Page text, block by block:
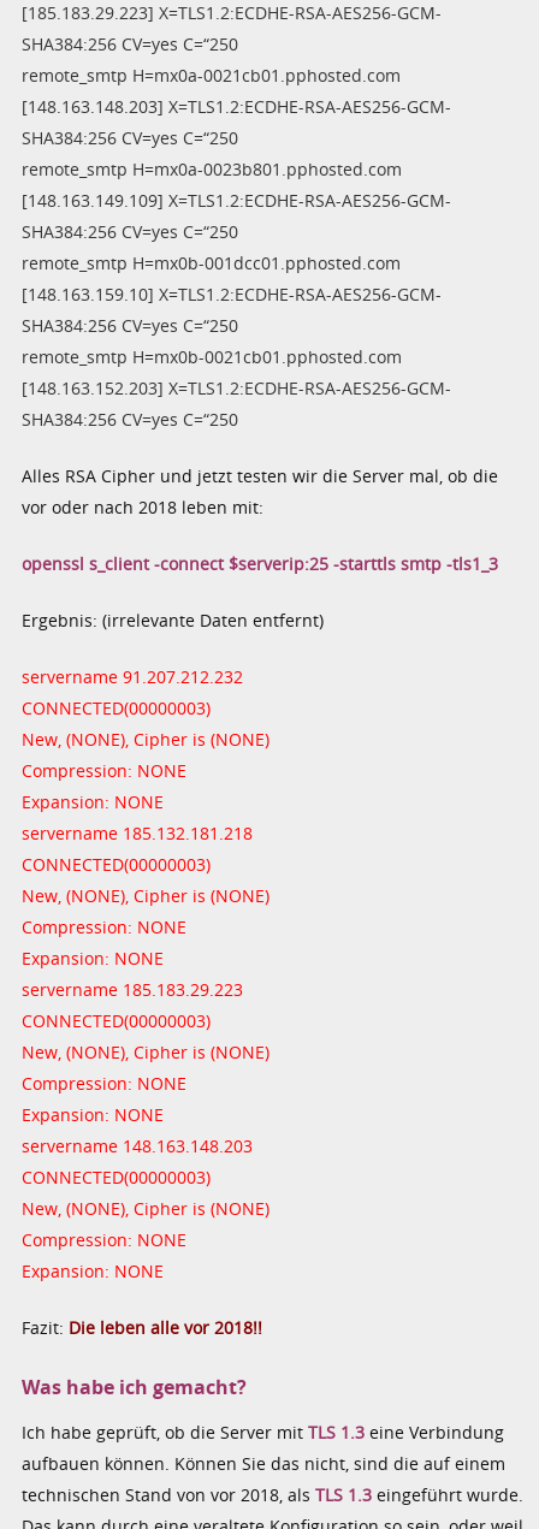
[185.183.29.223] X=TLS1.2:ECDHE-RSA-AES256-GCM-
SHA384:256 CV=yes C=“250
remote_smtp H=mx0a-0021cb01.pphosted.com
[148.163.148.203] X=TLS1.2:ECDHE-RSA-AES256-GCM-
SHA384:256 CV=yes C=“250
remote_smtp H=mx0a-0023b801.pphosted.com
[148.163.149.109] X=TLS1.2:ECDHE-RSA-AES256-GCM-
SHA384:256 CV=yes C=“250
remote_smtp H=mx0b-001dcc01.pphosted.com
[148.163.159.10] X=TLS1.2:ECDHE-RSA-AES256-GCM-
SHA384:256 CV=yes C=“250
remote_smtp H=mx0b-0021cb01.pphosted.com
[148.163.152.203] X=TLS1.2:ECDHE-RSA-AES256-GCM-
SHA384:256 CV=yes C=“250
Alles RSA Cipher und jetzt testen wir die Server mal, ob die
vor oder nach 2018 leben mit:
openssl s_client -connect $serverip:25 -starttls smtp -tls1_3
Ergebnis: (irrelevante Daten entfernt)
servername 91.207.212.232
CONNECTED(00000003)
New, (NONE), Cipher is (NONE)
Compression: NONE
Expansion: NONE
servername 185.132.181.218
CONNECTED(00000003)
New, (NONE), Cipher is (NONE)
Compression: NONE
Expansion: NONE
servername 185.183.29.223
CONNECTED(00000003)
New, (NONE), Cipher is (NONE)
Compression: NONE
Expansion: NONE
servername 148.163.148.203
CONNECTED(00000003)
New, (NONE), Cipher is (NONE)
Compression: NONE
Expansion: NONE
Fazit: Die leben alle vor 2018!!
Was habe ich gemacht?
Ich habe geprüft, ob die Server mit TLS 1.3 eine Verbindung
aufbauen können. Können Sie das nicht, sind die auf einem
technischen Stand von vor 2018, alsTLS 1.3 eingeführt wurde.